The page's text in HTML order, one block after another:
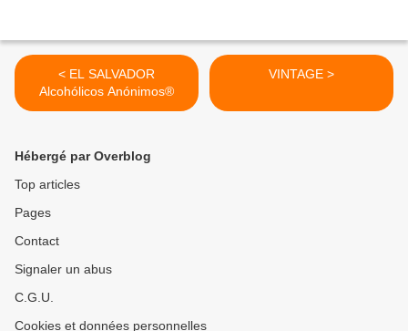
< EL SALVADOR
Alcohólicos Anónimos®
VINTAGE >
Hébergé par Overblog
Top articles
Pages
Contact
Signaler un abus
C.G.U.
Cookies et données personnelles